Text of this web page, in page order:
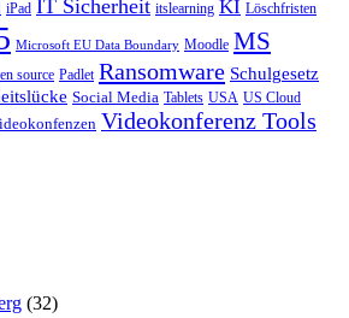
iPad IT Sicherheit itslearning KI Löschfristen
Microsoft EU Data Boundary Moodle MS
source Padlet Ransomware Schulgesetz
Social Media Tablets USA US Cloud
Videokonferenz Tools
(32)